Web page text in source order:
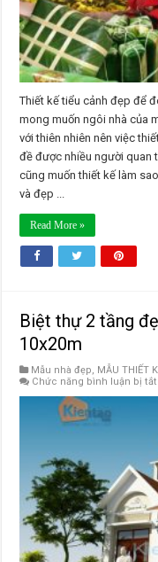
Thiết kế tiểu cảnh đẹp để
mong muốn ngôi nhà của
với thiên nhiên nên việc
đề được nhiều người quan
cũng muốn thiết kế làm
và đẹp ...
Read More »
Biệt thự 2 tầng
10x20m
Mẫu nhà đẹp, MẪU THIẾT
Chức năng bình luận bị tắt